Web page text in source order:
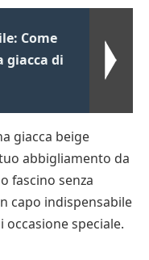
Come
giacca di
giacca beige
abbigliamento da
fascino senza
capo indispensabile
speciale.